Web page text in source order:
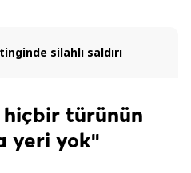
silahlı saldırı
türünün
yeri yok"